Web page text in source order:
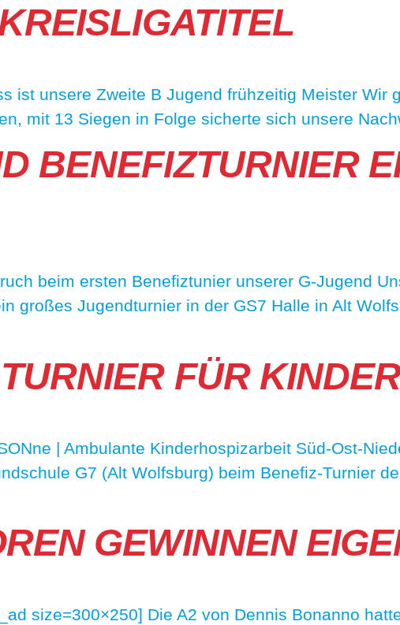
ist unsere Zweite B Jugend frühzeitig Meister Wir
mit 13 Siegen in Folge sicherte sich unsere
BENEFIZTURNIER
beim ersten Benefiztunier unserer G-Jugend
großes Jugendturnier in der GS7 Halle in Alt
FÜR
| Ambulante Kinderhospizarbeit Süd-Ost-
G7 (Alt Wolfsburg) beim Benefiz-Turnier
GEWINNEN
size=300×250] Die A2 von Dennis Bonanno